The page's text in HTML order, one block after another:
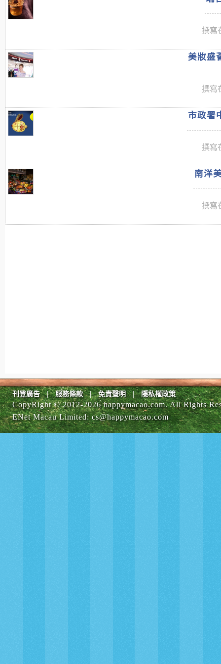
撰寫
美妝盛
撰寫
市政署
撰寫
南洋
撰寫
刊登廣告 | 服務條款 | 免責聲明 | 隱私權政策
CopyRight © 2012-2026 happymacao.com. All Rights
ENet Macau Limited:cs@happymacao.com